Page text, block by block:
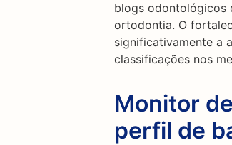
blogs odontológicos
ortodontia. O
significativamente a
classificações nos
Monitor
perfil de